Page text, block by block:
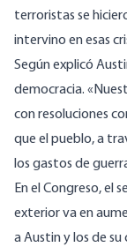
terroristas se
intervino en esas
Según explicó
democracia.
con resoluciones
que el pueblo, a
los gastos de
En el Congreso, el
exterior va en
a Austin y los de su